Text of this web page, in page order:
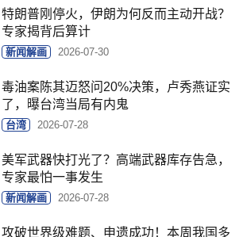
特朗普刚停火，伊朗为何反而主动开战？
专家揭背后算计
新闻解画 2026-07-30
毒油案陈其迈怒问20%决策，卢秀燕证实
了，曝台湾当局有内鬼
台湾 2026-07-28
美军武器快打光了？高端武器库存告急，
专家最怕一事发生
新闻解画 2026-07-28
攻破世界级难题、申遗成功！本周我国多